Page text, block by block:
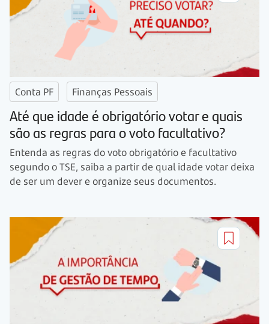
Conta PF Finanças Pessoais
Até que idade é obrigatório votar e quais
são as regras para o voto facultativo?
Entenda as regras do voto obrigatório e facultativo
segundo o TSE, saiba a partir de qual idade votar deixa
de ser um dever e organize seus documentos.